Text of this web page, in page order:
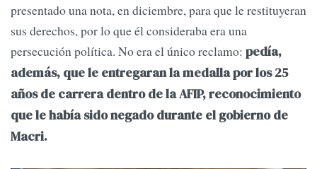
presentado una nota, en diciembre, para que le restituyeran
sus derechos, por lo que él consideraba era una
persecución política. No era el único reclamo: pedía,
además, que le entregaran la medalla por los 25
años de carrera dentro de la AFIP, reconocimiento
que le había sido negado durante el gobierno de
Macri.